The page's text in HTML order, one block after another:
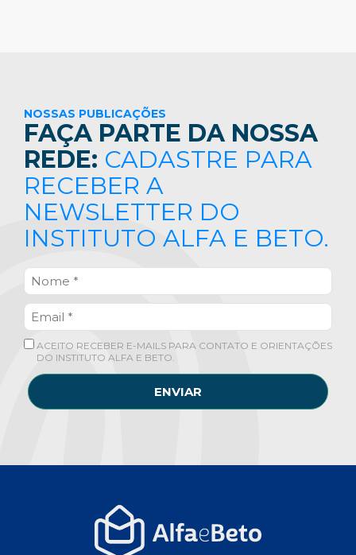
NOSSAS PUBLICAÇÕES
FAÇA PARTE DA NOSSA
REDE: CADASTRE PARA
RECEBER A
NEWSLETTER DO
INSTITUTO ALFA E BETO.
ACEITO RECEBER E-MAILS PARA CONTATO E ORIENTAÇÕES
DO INSTITUTO ALFA E BETO.
ENVIAR